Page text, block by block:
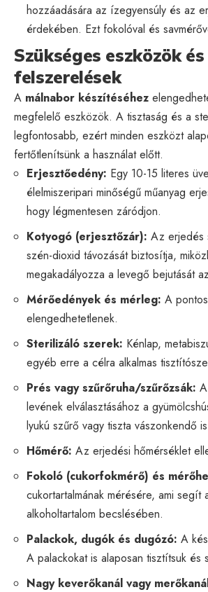
hozzáadására az ízegyensúly és az
érdekében. Ezt fokolóval és
Szükséges eszközök és
felszerelések
A málnabor készítéséhez
megfelelő eszközök. A tisztaság és a
legfontosabb, ezért minden eszközt
fertőtlenítsünk a használat előtt.
Erjesztőedény: Egy 10-15 literes
élelmiszeripari minőségű műanyag
hogy légmentesen záródjon.
Kotyogó (erjesztőzár): Az erjedés
szén-dioxid távozását biztosítja,
megakadályozza a levegő bejutását
Mérőedények és mérleg: A
elengedhetetlenek.
Sterilizáló szerek: Kénlap,
egyéb erre a célra alkalmas
Prés vagy szűrőruha/szűrőzsák:
levének elválasztásához a
lyukú szűrő vagy tiszta vászonkendő
Hőmérő: Az erjedési hőmérséklet
Fokoló (cukorfokmérő) és
cukortartalmának mérésére, ami segít
alkoholtartalom becslésében.
Palackok, dugók és dugózó: A
A palackokat is alaposan tisztítsuk és
Nagy keverőkanál vagy